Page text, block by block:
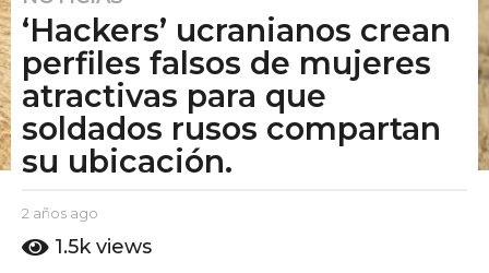
a
o
s
a
g
2
ñ
‘Hackers’ ucranianos crean
perfiles falsos de mujeres
atractivas para que
soldados rusos compartan
su ubicación.
b
E
2 años ago
ñ
1.5k views